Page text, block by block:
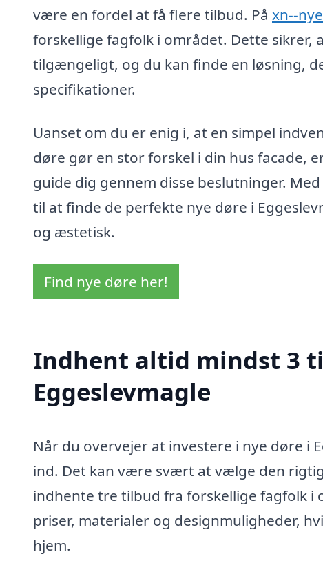
være en fordel at få flere tilbud. På xn--
forskellige fagfolk i området. Dette sikrer,
tilgængeligt, og du kan finde en løsning,
specifikationer.
Uanset om du er enig i, at en simpel
døre gør en stor forskel i din hus facade,
guide dig gennem disse beslutninger.
til at finde de perfekte nye døre i
og æstetisk.
Find nye døre her!
Indhent altid mindst 3
Eggeslevmagle
Når du overvejer at investere i nye døre i
ind. Det kan være svært at vælge den
indhente tre tilbud fra forskellige fagfolk i
priser, materialer og designmuligheder,
hjem.